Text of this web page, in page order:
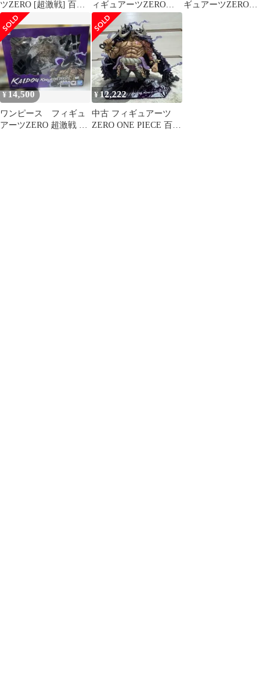
ツZERO [超激戦] 百獣
のカイドウ -双龍図-
ィギュアーツZERO
[EXTRA BATTLE] 百獣
のカイドウ 再販版
ギュアーツZERO
¥ 14,500
ワンピース フィギュ
アーツZERO 超激戦 百
¥12,222
中古 フィギュアーツ
ZERO ONE PIECE 百獣